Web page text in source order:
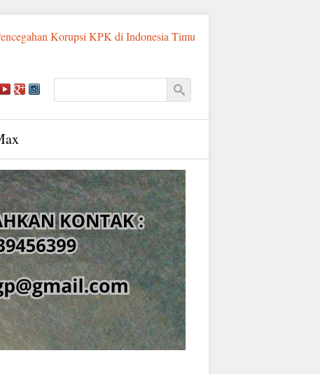
KPK di Indonesia Timur Sadis! Ayah Tiri di Sumba